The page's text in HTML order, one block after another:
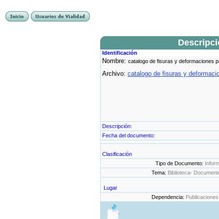
Identificación
Nombre: catalogo de fisuras y deformaciones
Archivo: catalogo de fisuras y
Descripción:
Fecha del documento:
Clasificación
Tipo de Documento:
Tema: Biblioteca-
Lugar
Dependencia: